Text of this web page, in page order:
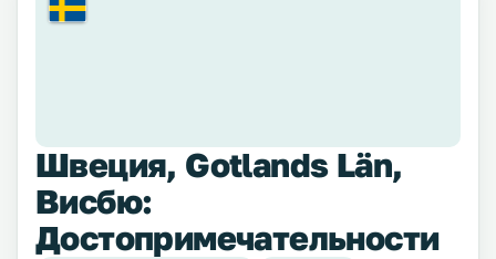
Швеция, Gotlands Län,
Висбю:
Достопримечательности